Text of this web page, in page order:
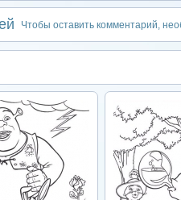
Чтобы оставить комментарий,